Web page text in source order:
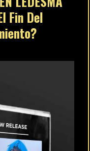
Fin Del